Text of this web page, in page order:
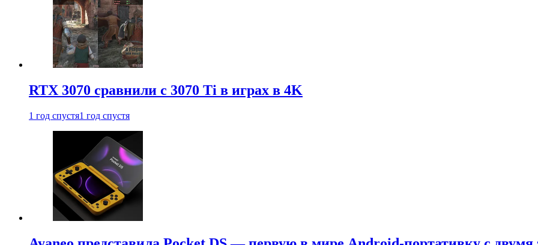
RTX 3070 сравнили с 3070 Ti в играх в 4K
1 год спустя1 год спустя